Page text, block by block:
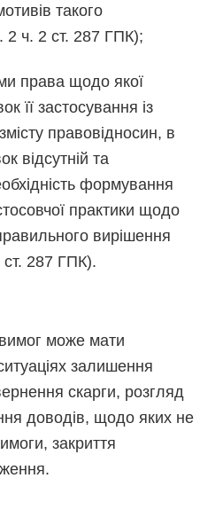
такого
2 ч. 2 ст. 287 ГПК);
права щодо якої
її застосування із
правовідносин, в
відсутній та
формування
практики щодо
вирішення
287 ГПК).
може мати
залишення
скарги, розгляд
доводів, щодо яких не
закриття